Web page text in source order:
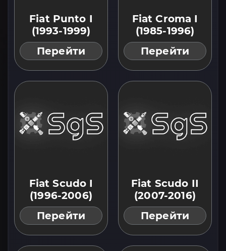
Fiat Punto I
(1993-1999)
Перейти
Fiat Croma I
(1985-1996)
Перейти
Fiat Scudo I
(1996-2006)
Перейти
Fiat Scudo II
(2007-2016)
Перейти